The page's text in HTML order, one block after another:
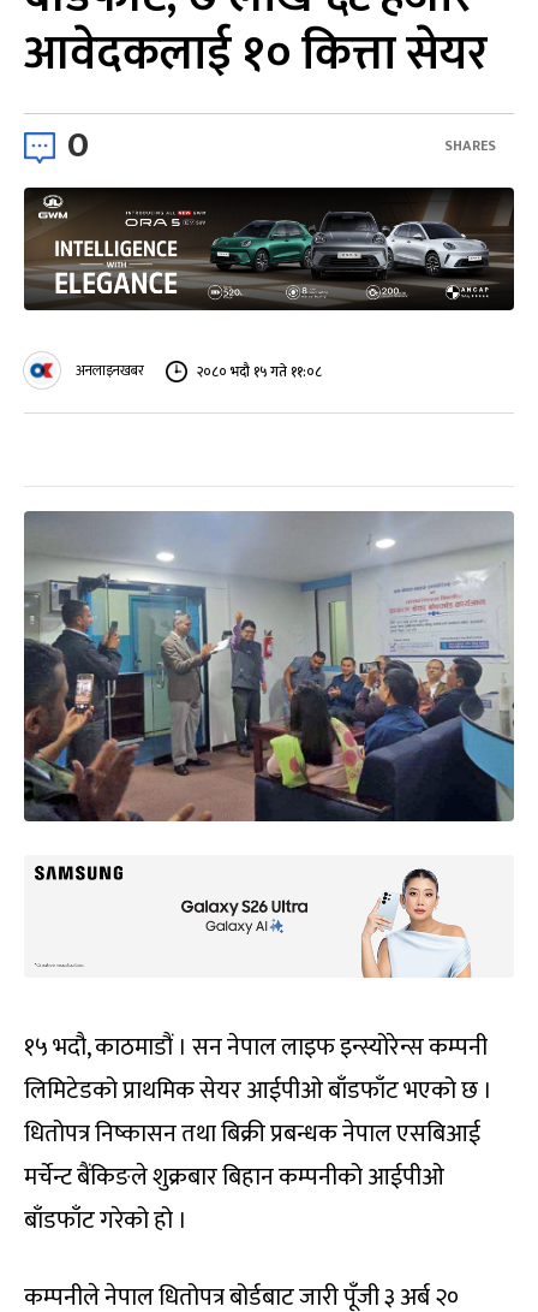
आवेदकलाई १० कित्ता सेयर
0 SHARES
अनलाइनखबर २०८० भदौ १५ गते ११:०८
१५ भदौ, काठमाडौं । सन नेपाल लाइफ इन्स्योरेन्स कम्पनी
लिमिटेडको प्राथमिक सेयर आईपीओ बाँडफाँट भएको छ ।
धितोपत्र निष्कासन तथा बिक्री प्रबन्धक नेपाल एसबिआई
मर्चेन्ट बैंकिङले शुक्रबार बिहान कम्पनीको आईपीओ
बाँडफाँट गरेको हो ।
कम्पनीले नेपाल धितोपत्र बोर्डबाट जारी पूँजी ३ अर्ब २०